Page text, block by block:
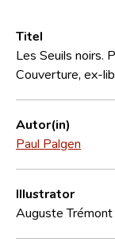
Titel
Les Seuils noirs.
Couverture, ex-
Autor(in)
Paul Palgen
Illustrator
Auguste Trémont